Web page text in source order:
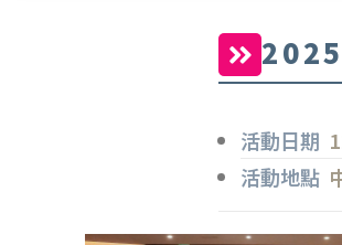
活動日期
活動地點